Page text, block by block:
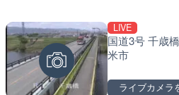
LIVE
国道3号 千歳
米市
ライブカメラ